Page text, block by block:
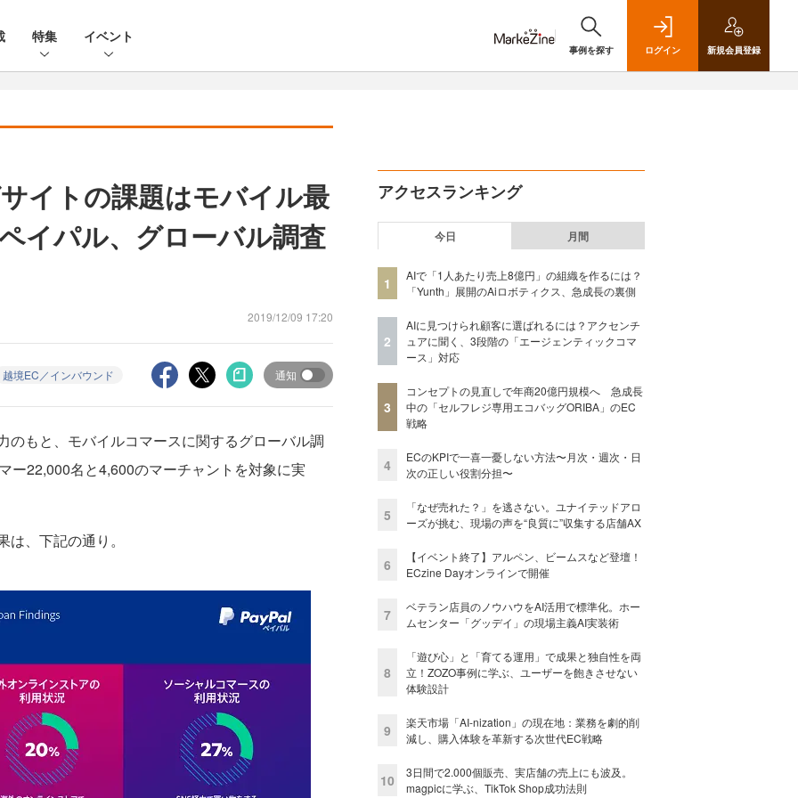
特集 イベント
事例を探す ログイン 新規会員登録
イトの課題はモバイル最
イパル、グローバル調査
2019/12/09 17:20
越境EC／インバウンド 通知
もと、モバイルコマースに関するグローバル調
ー22,000名と4,600のマーチャントを対象に実
、下記の通り。
アクセスランキング
今日 月間
1
AIで「1人あたり売上8億円」の組織を作るには？
「Yunth」展開のAiロボティクス、急成長の裏側
2
AIに見つけられ顧客に選ばれるには？アクセンチ
ュアに聞く、3段階の「エージェンティックコマ
ース」対応
3
コンセプトの見直しで年商20億円規模へ 急成長
中の「セルフレジ専用エコバッグORIBA」のEC
戦略
4
ECのKPIで一喜一憂しない方法〜月次・週次・日
次の正しい役割分担〜
5
「なぜ売れた？」を逃さない。ユナイテッドアロ
ーズが挑む、現場の声を“良質に”収集する店舗AX
6
【イベント終了】アルペン、ビームスなど登壇！
ECzine Dayオンラインで開催
7
ベテラン店員のノウハウをAI活用で標準化。ホー
ムセンター「グッデイ」の現場主義AI実装術
8
「遊び心」と「育てる運用」で成果と独自性を両
立！ZOZO事例に学ぶ、ユーザーを飽きさせない
体験設計
9
楽天市場「AI-nization」の現在地：業務を劇的削
減し、購入体験を革新する次世代EC戦略
10
3日間で2.000個販売、実店舗の売上にも波及。
magpicに学ぶ、TikTok Shop成功法則